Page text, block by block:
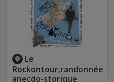
Le
Rockontour,randonnée
anecdo-storique